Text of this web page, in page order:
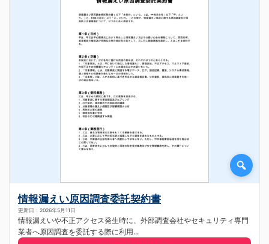
情報漏えい原因調査委託契約書
更新日：2026年5月11日
情報漏えいや不正アクセス発生時に、外部調査会社やセキュリティ専門
業者へ原因調査を委託する際に利用...